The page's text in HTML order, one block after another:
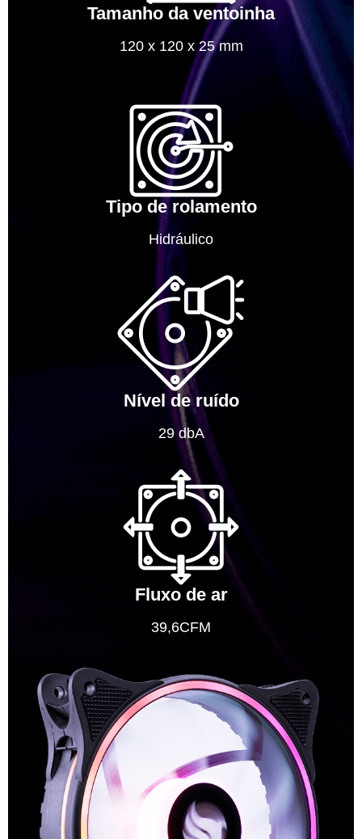
Tamanho da ventoinha
120 x 120 x 25 mm
Tipo de rolamento
Hidráulico
Nível de ruído
29 dbA
Fluxo de ar
39,6CFM